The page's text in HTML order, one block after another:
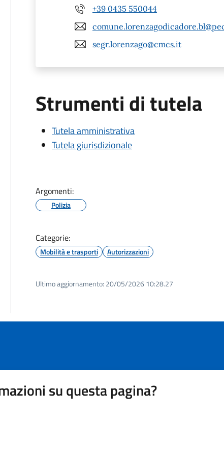
+39 0435 550044
segr.lorenzago@cmcs.it
Strumenti di tutela
Tutela amministrativa
Tutela giurisdizionale
Argomenti:
Polizia
Categorie:
Mobilità e trasporti Autorizzazioni
Ultimo aggiornamento: 20/05/2026 10:28.27
su questa pagina?